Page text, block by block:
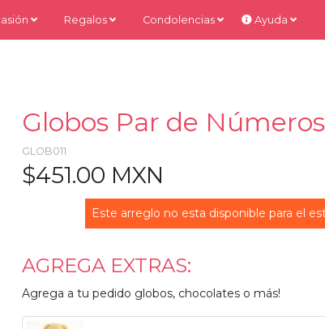
Regalos Condolencias Ayuda
Globos Par de
GLOB011
$451.00 MXN
Este arreglo no esta disponible para el
AGREGA EXTRAS:
Agrega a tu pedido globos, chocolates o más!